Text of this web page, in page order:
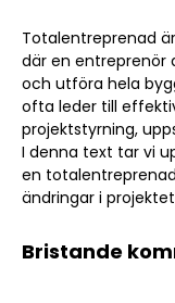
Totalentreprenad
där en entreprenör
och utföra hela
ofta leder till
projektstyrning,
I denna text tar vi
en
ändringar i
Bristande